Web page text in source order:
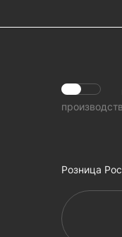
Розница